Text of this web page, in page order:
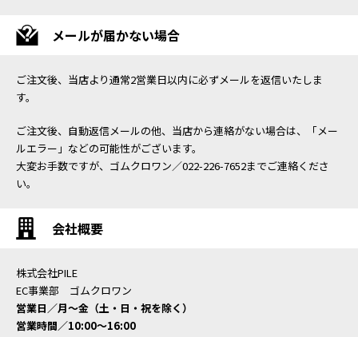
メールが届かない場合
ご注文後、当店より通常2営業日以内に必ずメールを返信いたしま
す。
ご注文後、自動返信メールの他、当店から連絡がない場合は、「メー
ルエラー」などの可能性がございます。
大変お手数ですが、ゴムクロワン／022-226-7652までご連絡くださ
い。
会社概要
株式会社PILE
EC事業部 ゴムクロワン
営業日／月〜金（土・日・祝を除く）
営業時間／10:00〜16:00